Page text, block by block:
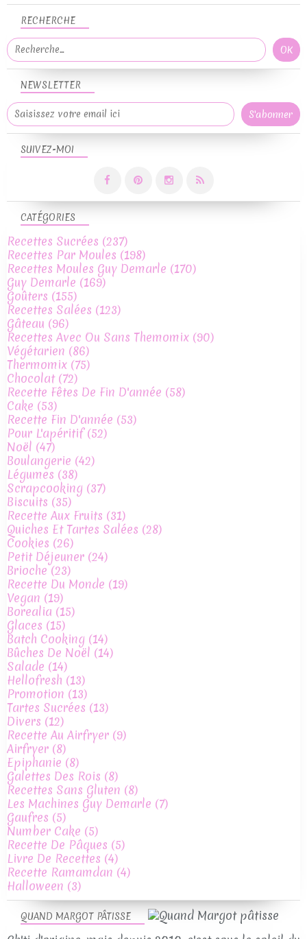
NEWSLETTER
SUIVEZ-MOI
RECHERCHE
QUAND MARGOT PÂTISSE
CATÉGORIES
Recettes Sucrées (237)
Recettes Par Moules (198)
Recettes Moules Guy Demarle (170)
Guy Demarle (169)
Goûters (155)
Recettes Salées (123)
Gâteau (96)
Recettes Avec Ou Sans Themomix (90)
Végétarien (86)
Thermomix (75)
Chocolat(72)
Recette Fêtes De Fin D'année (58)
Cake (53)
Recette Fin D'année (53)
Pour L'apéritif(52)
Noël (47)
Boulangerie (42)
Légumes (38)
Scrapcooking (37)
Biscuits (35)
Recette Aux Fruits (31)
Quiches Et Tartes Salées (28)
Cookies (26)
Petit Déjeuner (24)
Brioche(23)
Recette Du Monde (19)
Vegan (19)
Borealia (15)
Glaces (15)
Batch Cooking (14)
Bûches De Noël (14)
Salade (14)
Hellofresh (13)
Promotion (13)
Tartes Sucrées (13)
Divers (12)
Recette Au Airfryer (9)
Airfryer (8)
Epiphanie (8)
Galettes Des Rois (8)
Recettes Sans Gluten (8)
Les Machines Guy Demarle (7)
Gaufres (5)
Number Cake (5)
Recette De Pâques (5)
Livre De Recettes (4)
Recette Ramamdan (4)
Halloween (3)